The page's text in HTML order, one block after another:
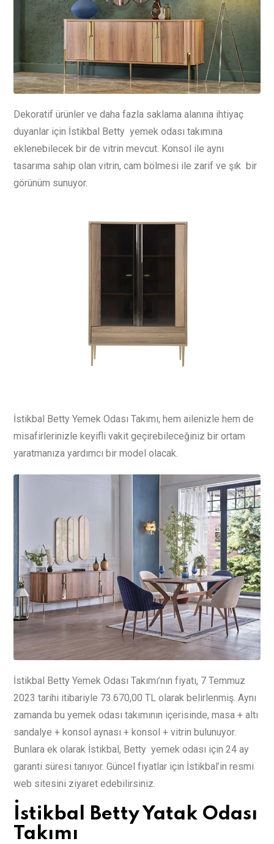
Dekoratif ürünler ve daha fazla saklama alanına ihtiyaç
duyanlar için İstikbal Betty yemek odası takımına
eklenebilecek bir de vitrin mevcut. Konsol ile aynı
tasarıma sahip olan vitrin, cam bölmesi ile zarif ve şık bir
görünüm sunuyor.
İstikbal Betty Yemek Odası Takımı, hem ailenizle hem de
misafirlerinizle keyifli vakit geçirebileceğiniz bir ortam
yaratmanıza yardımcı bir model olacak.
İstikbal Betty Yemek Odası Takımı’nın fiyatı, 7 Temmuz
2023 tarihi itibariyle 73.670,00 TL olarak belirlenmiş. Aynı
zamanda bu yemek odası takımının içerisinde, masa + altı
sandalye + konsol aynası + konsol + vitrin bulunuyor.
Bunlara ek olarak İstikbal, Betty yemek odası için 24 ay
garanti süresi tanıyor. Güncel fiyatlar için İstikbal’in resmi
web sitesini ziyaret edebilirsiniz.
İstikbal Betty Yatak Odası
Takımı